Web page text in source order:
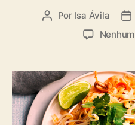
A
r
d
o
p
o
Por Isa Ávila
D
d
e
p
u
b